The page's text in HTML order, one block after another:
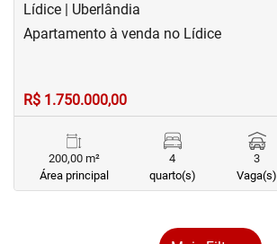
Lídice | Uberlândia
Apartamento à venda no Lídice
R$ 1.750.000,00
200,00 m²
Área principal
4
quarto(s)
3
Vaga(s)